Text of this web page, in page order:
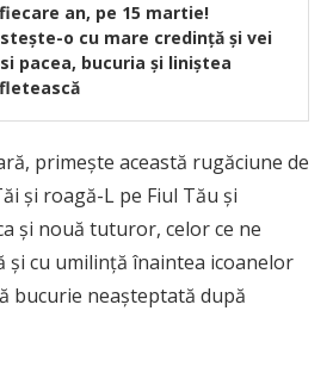
an, pe 15 martie!
o cu mare credință și vei
pacea, bucuria și liniștea
primeşte această rugăciune de
şi roagă-L pe Fiul Tău şi
şi nouă tuturor, celor ce ne
şi cu umilinţă înaintea icoanelor
bucurie neaşteptată după